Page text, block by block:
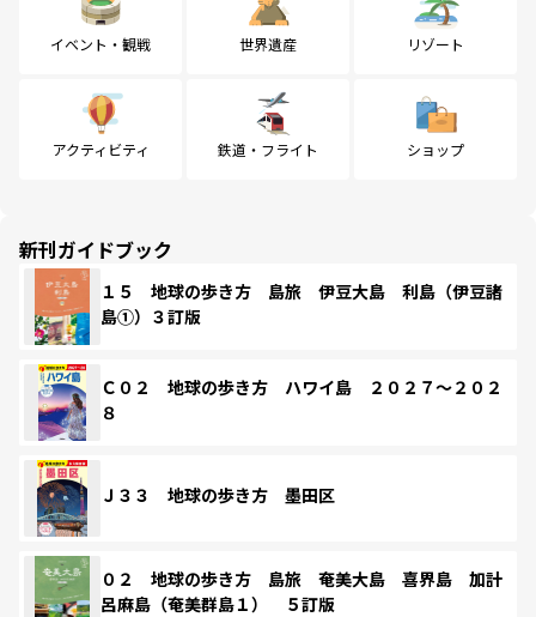
イベント・観戦 世界遺産 リゾート
アクティビティ 鉄道・フライト ショップ
新刊ガイドブック
１５ 地球の歩き方 島旅 伊豆大島 利島（伊豆諸
島①）３訂版
Ｃ０２ 地球の歩き方 ハワイ島 ２０２７～２０２
８
Ｊ３３ 地球の歩き方 墨田区
０２ 地球の歩き方 島旅 奄美大島 喜界島 加計
呂麻島（奄美群島１） ５訂版